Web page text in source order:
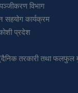
विभाग
सहयोग कार्यक्रम
प्रदेश
तरकारी तथा फलफुल